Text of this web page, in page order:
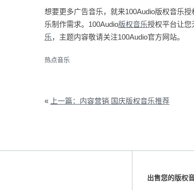
想要更多广告音乐，就来100Audio版权音乐授
乐制作需求。100Audio版权音乐授权平台让您
乐，主题内容敬请关注100Audio官方网站。
热点音乐
« 上一篇：内容营销 国庆版权音乐推荐
出售您的版权